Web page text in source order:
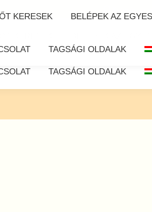
TAGSÁGI OLDALAK
KERESEK BELÉPEK AZ
TAGSÁGI OLDALAK